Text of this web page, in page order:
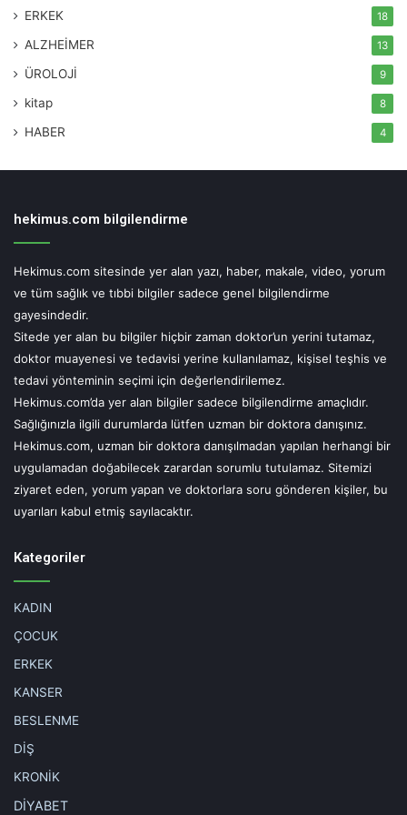
testler ve kan testleri ile tanı konulabilmekte ve bu
hastalarda uygun medikal tedavi, kan sulandırıcı tedavileri
ile hastalık erken safhalarda kontrol altına
Damar iltihaplanmaları (Vaskulitler)
Burger hastalığı, Kawassaki hastalığı ve Behçet hastalığı
gibi birçok damar iltihaplanması sorunu ile karşılaşılıyor.
Doç. Dr. Macit Bitargil, genç yaşlarda vücuttaki küçük, orta
tıkanıklıklara neden olabilen vaskulitlerde erken tanı ve
tedavinin çok önemli olduğunu belirterek, tedavi
yapılmadığı taktirde etkilenen uzvun ve organın kaybı ve
ciddi hayati risklerin ortaya çıkacağını söylüyor.
Tedavi sonrası bu kurallara uymazsanız!
Kalp ve Damar Cerrahisi Uzmanı Doç. Dr. Macit Bitargil,
damar tıkanıklığı olan hastalarda ilaç tedavisinin yetersiz
ERKEK 18
ALZHEİMER 13
ÜROLOJİ 9
kitap 8
HABER 4
hekimus.com bilgilendirme
Hekimus.com sitesinde yer alan yazı, haber, makale, video, yorum
ve tüm sağlık ve tıbbi bilgiler sadece genel bilgilendirme
gayesindedir.
Sitede yer alan bu bilgiler hiçbir zaman doktor’un yerini tutamaz,
doktor muayenesi ve tedavisi yerine kullanılamaz, kişisel teşhis ve
tedavi yönteminin seçimi için değerlendirilemez.
Hekimus.com’da yer alan bilgiler sadece bilgilendirme amaçlıdır.
Sağlığınızla ilgili durumlarda lütfen uzman bir doktora danışınız.
Hekimus.com, uzman bir doktora danışılmadan yapılan herhangi bir
uygulamadan doğabilecek zarardan sorumlu tutulamaz. Sitemizi
ziyaret eden, yorum yapan ve doktorlara soru gönderen kişiler, bu
uyarıları kabul etmiş sayılacaktır.
Kategoriler
KADIN
ÇOCUK
ERKEK
KANSER
BESLENME
DİŞ
KRONİK
DİYABET